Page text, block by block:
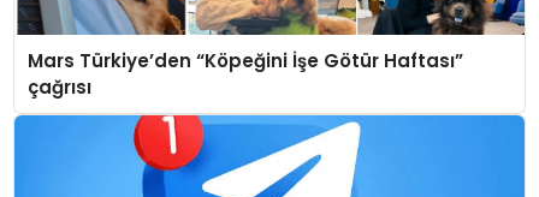
Mars Türkiye’den “Köpeğini İşe Götür Haftası”
çağrısı